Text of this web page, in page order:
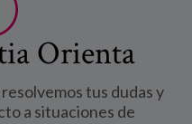
Orienta
tus dudas y
a situaciones de